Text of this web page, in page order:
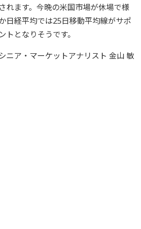
れます。今晩の米国市場が休場で様
日経平均では25日移動平均線がサポ
トとなりそうです。
ニア・マーケットアナリスト 金山 敏